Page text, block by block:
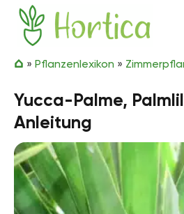
Zum Inhalt springen
Hortica
» Pflanzenlexikon »
Yucca-Palme,
Anleitung